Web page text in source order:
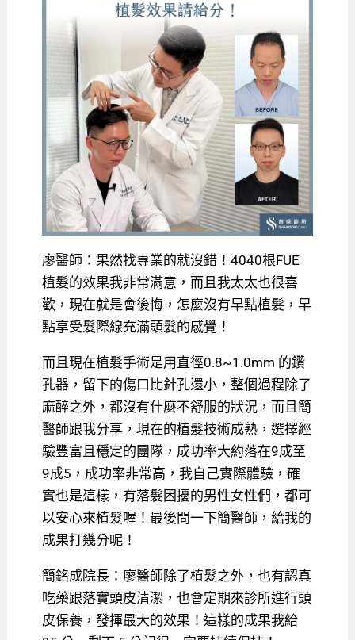
廖醫師：果然找專業的就沒錯！4040根FUE
植髮的效果我非常滿意，而且我太太也很喜
歡，現在就是會後悔，怎麼沒有早點植髮，早
點享受髮際線充滿頭髮的感覺！
而且現在植髮手術是用直徑0.8~1.0mm 的鑽
孔器，留下的傷口比針孔還小，整個過程除了
麻醉之外，都沒有什麼不舒服的狀況，而且簡
醫師跟我分享，現在的植髮技術成熟，選擇經
驗豐富且穩定的團隊，成功率大約落在9成至
9成5，成功率非常高，我自己實際體驗，確
實也是這樣，有落髮困擾的男性女性們，都可
以安心來植髮喔！最後問一下簡醫師，給我的
成果打幾分呢！
簡銘成院長：廖醫師除了植髮之外，也有認真
吃藥跟落實頭皮清潔，也會定期來診所進行頭
皮保養，發揮最大的效果！這樣的成果我給